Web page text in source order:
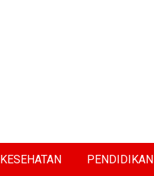
KESEHATAN PENDIDIKAN